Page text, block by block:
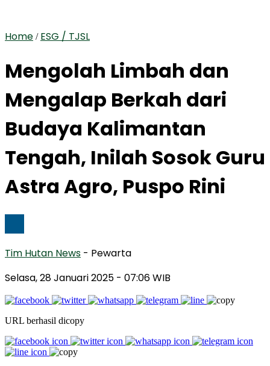
Home / ESG / TJSL
Mengolah Limbah dan
Mengalap Berkah dari
Budaya Kalimantan
Tengah, Inilah Sosok Guru
Astra Agro, Puspo Rini
Tim Hutan News - Pewarta
Selasa, 28 Januari 2025 - 07:06 WIB
URL berhasil dicopy